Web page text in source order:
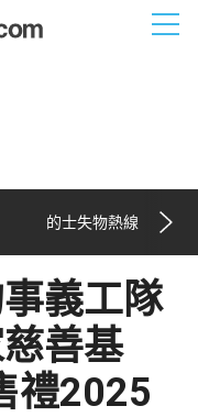
的士失物熱線
義工隊
善基
禮2025